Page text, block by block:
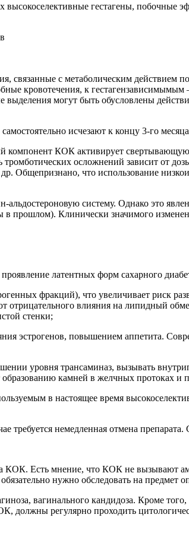
гестагены, побочные
с метаболическим действием
кровотечения, к гестагензависимымым
выделения могут быть обусловлены
исчезают к концу 3-го
компонент КОК активирует свертывающую
осложнений зависит от
Общепризнано, что использование
систему. Однако это
в прошлом). Клинически значимого
латентных форм сахарного
фракций), что увеличивает риск
влияния на липидный
стенки;
эстрогенов, повышением аппетита.
уровня трансаминаз, вызывать
образованию камней в желчных протоках и
в настоящее время
требуется немедленная отмена
КОК. Есть мнение, что КОК не вызывают
нужно обследовать на предмет
вагинального кандидоза. Кроме
регулярно проходить